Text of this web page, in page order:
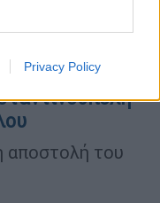
Privacy Policy
αναμέτρηση
-
αποστολή του